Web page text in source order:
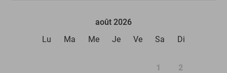
août 2026
Lu
Ma Me Je Ve Sa Di
1 2